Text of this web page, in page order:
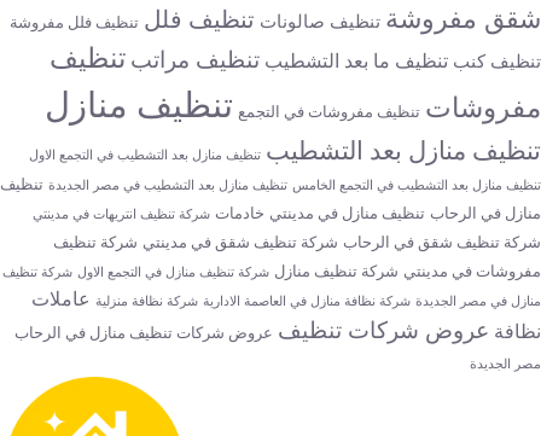
مفروشة تنظيف صالونات تنظيف فلل تنظيف فلل مفروشة
كنب تنظيف ما بعد التشطيب تنظيف مراتبتنظيف
تنظيف مفروشات في التجمع تنظيف منازل
منازل بعد التشطيب تنظيف منازل بعد التشطيب في التجمع الاول
منازل بعد التشطيب في التجمع الخامس تنظيف منازل بعد التشطيب في مصر الجديدة
تنظيف
في الرحاب تنظيف منازل في مدينتي خادمات شركة تنظيف انتريهات في مدينتي
تنظيف شقق في الرحاب شركة تنظيف شقق في مدينتي شركة تنظيف
في مدينتي شركة تنظيف منازل شركة تنظيف منازل في التجمع الاول شركة تنظيف
في مصر الجديدة
شركة نظافة منازل في العاصمة الادارية شركة نظافة منزلية عاملات
عروض شركات تنظيف عروض شركات تنظيف منازل في الرحاب
الجديدة